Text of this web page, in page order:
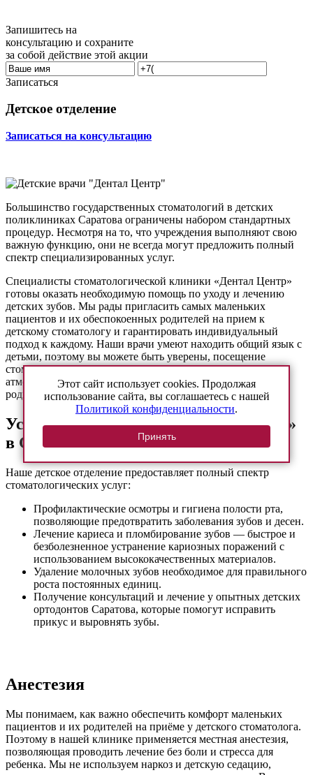
Запишитесь на
консультацию и сохраните
за собой действие этой акции
Записаться
Детское отделение
Записаться на консультацию
Большинство государственных стоматологий в детских
поликлиниках Саратова ограничены набором стандартных
процедур. Несмотря на то, что учреждения выполняют свою
важную функцию, они не всегда могут предложить полный
спектр специализированных услуг.
Специалисты стоматологической клиники «Дентал Центр»
готовы оказать необходимую помощь по уходу и лечению
детских зубов. Мы рады пригласить самых маленьких
пациентов и их обеспокоенных родителей на прием к
детскому стоматологу и гарантировать индивидуальный
подход к каждому. Наши врачи умеют находить общий язык с
детьми, поэтому вы можете быть уверены, посещение
стоматолога пройдет в комфортной и дружелюбной
атмосфере, что важно как для малышей, так и для их
родителей.
Услуги стоматологии «Дентал Центр»
в Саратове
Наше детское отделение предоставляет полный спектр
стоматологических услуг:
Профилактические осмотры и гигиена полости рта,
позволяющие предотвратить заболевания зубов и десен.
Лечение кариеса и пломбирование зубов — быстрое и
безболезненное устранение кариозных поражений с
использованием высококачественных материалов.
Удаление молочных зубов необходимое для правильного
роста постоянных единиц.
Получение консультаций и лечение у опытных детских
ортодонтов Саратова, которые помогут исправить
прикус и выровнять зубы.
Анестезия
Мы понимаем, как важно обеспечить комфорт маленьких
пациентов и их родителей на приёме у детского стоматолога.
Поэтому в нашей клинике применяется местная анестезия,
позволяющая проводить лечение без боли и стресса для
ребенка. Мы не используем наркоз и детскую седацию,
Этот сайт использует cookies. Продолжая
использование сайта, вы соглашаетесь с нашей
Политикой конфиденциальности.
Принять